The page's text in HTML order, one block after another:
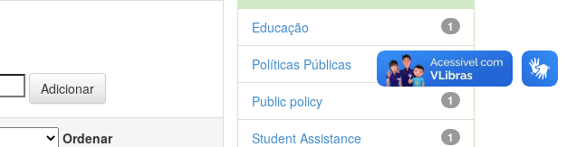
Ordenar
1
Educação
1
Políticas Públicas
1
Public policy
1
Student Assistance